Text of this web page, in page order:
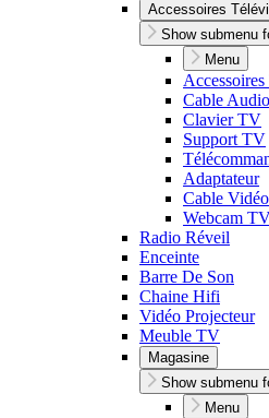
Accessoires
Show submenu
Menu
Cable Audio
Clavier TV
Support TV
Adaptateur
Cable Vidéo
Webcam
Radio Réveil
Enceinte
Barre De Son
Chaine Hifi
Vidéo Projecteur
Meuble TV
Magasine
Show submenu
Menu